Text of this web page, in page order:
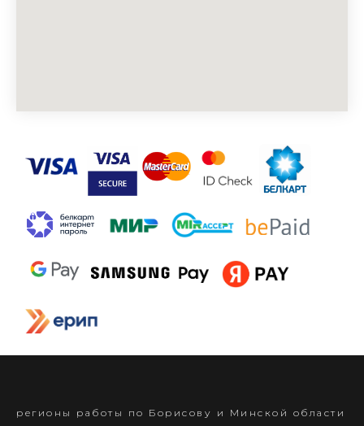
регионы работы по Борисову и Минской области